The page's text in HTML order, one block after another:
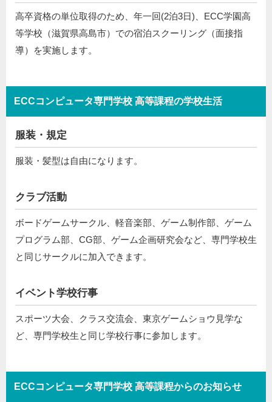
高卒資格の単位取得のため、年一回(2泊3日)、ECC学園高
等学校（滋賀県高島市）での宿泊スクーリング（面接指
導）を実施します。
ECCコンピュータ専門学校 高等課程の学校生活
服装・規定
服装・髪型は自由になります。
クラブ活動
ボードゲームサークル、軽音楽部、ゲーム制作部、ゲーム
プログラム部、CG部、ゲーム企画研究会など、専門学校生
と同じサークルに加入できます。
イベント学校行事
スポーツ大会、クラス交流会、東京ゲームショウ見学な
ど、専門学校生と同じ学校行事に参加します。
ECCコンピュータ専門学校 高等課程からのお知らせ